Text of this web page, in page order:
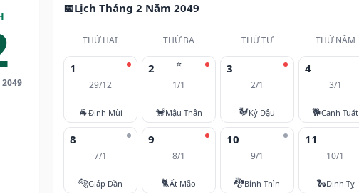
Lịch Tháng 2 Năm 2049
THỨ HAI THỨ BA THỨ TƯ THỨ NĂM
1
29/12
🐐Đinh Mùi
⭐
2
1/1
🐒Mậu Thân
3
2/1
🐓Kỷ Dậu
4
3/1
🐕Canh Tuất
8
7/1
🐅Giáp Dần
9
8/1
🐈Ất Mão
10
9/1
🐉Bính Thìn
11
10/1
🐍Đinh Tỵ